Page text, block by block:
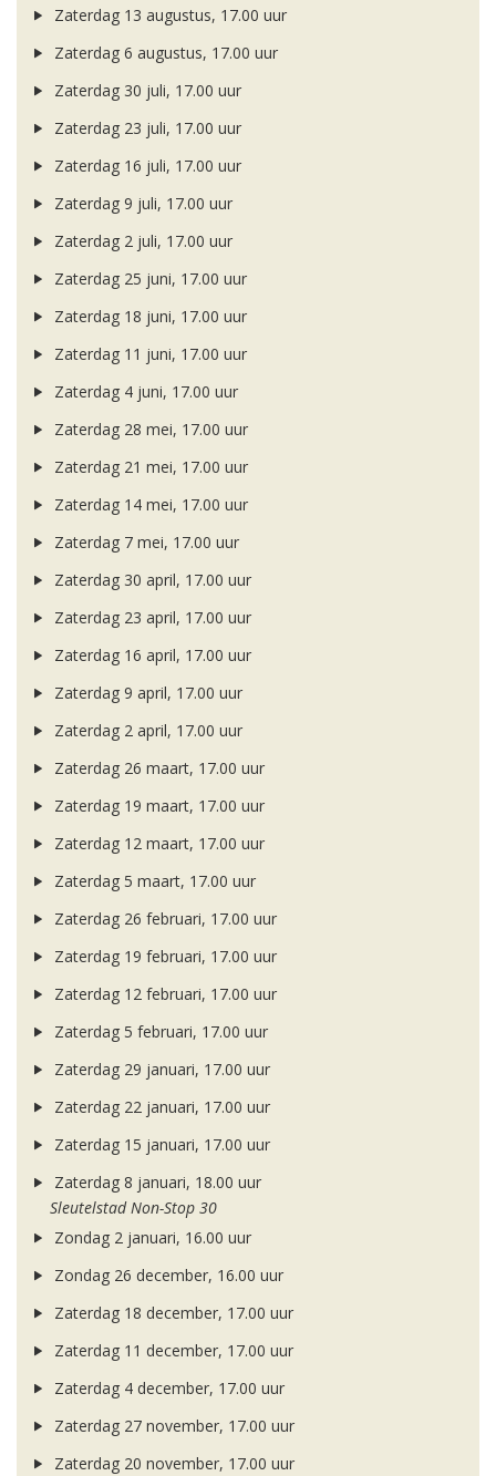
Zaterdag 13 augustus, 17.00 uur
Zaterdag 6 augustus, 17.00 uur
Zaterdag 30 juli, 17.00 uur
Zaterdag 23 juli, 17.00 uur
Zaterdag 16 juli, 17.00 uur
Zaterdag 9 juli, 17.00 uur
Zaterdag 2 juli, 17.00 uur
Zaterdag 25 juni, 17.00 uur
Zaterdag 18 juni, 17.00 uur
Zaterdag 11 juni, 17.00 uur
Zaterdag 4 juni, 17.00 uur
Zaterdag 28 mei, 17.00 uur
Zaterdag 21 mei, 17.00 uur
Zaterdag 14 mei, 17.00 uur
Zaterdag 7 mei, 17.00 uur
Zaterdag 30 april, 17.00 uur
Zaterdag 23 april, 17.00 uur
Zaterdag 16 april, 17.00 uur
Zaterdag 9 april, 17.00 uur
Zaterdag 2 april, 17.00 uur
Zaterdag 26 maart, 17.00 uur
Zaterdag 19 maart, 17.00 uur
Zaterdag 12 maart, 17.00 uur
Zaterdag 5 maart, 17.00 uur
Zaterdag 26 februari, 17.00 uur
Zaterdag 19 februari, 17.00 uur
Zaterdag 12 februari, 17.00 uur
Zaterdag 5 februari, 17.00 uur
Zaterdag 29 januari, 17.00 uur
Zaterdag 22 januari, 17.00 uur
Zaterdag 15 januari, 17.00 uur
Zaterdag 8 januari, 18.00 uur
Sleutelstad Non-Stop 30
Zondag 2 januari, 16.00 uur
Zondag 26 december, 16.00 uur
Zaterdag 18 december, 17.00 uur
Zaterdag 11 december, 17.00 uur
Zaterdag 4 december, 17.00 uur
Zaterdag 27 november, 17.00 uur
Zaterdag 20 november, 17.00 uur